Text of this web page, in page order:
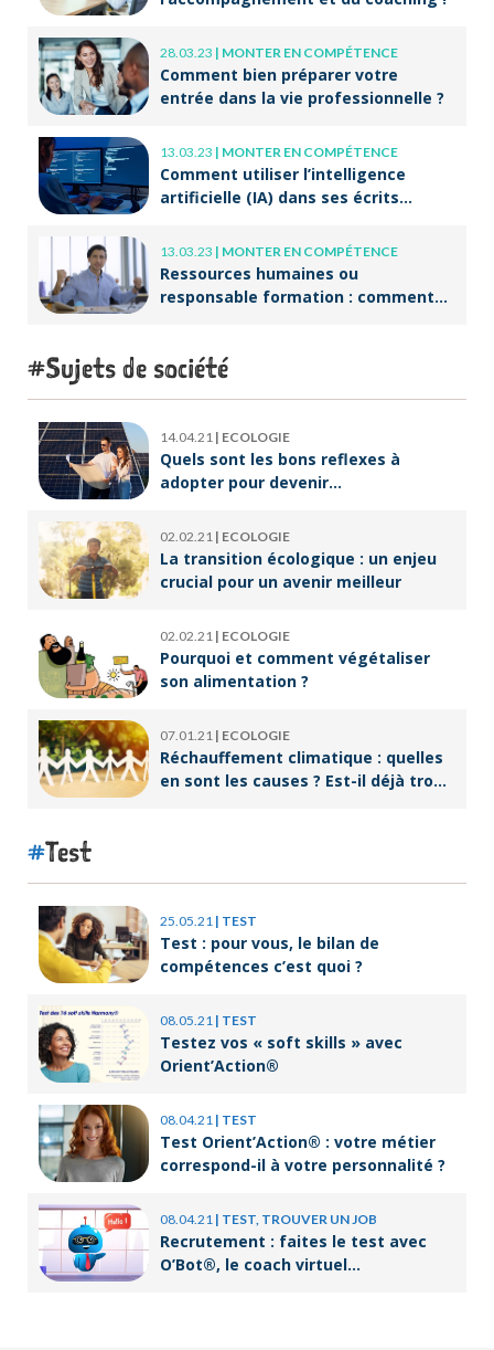
28.03.23 | MONTER EN COMPÉTENCE
Comment bien préparer votre
entrée dans la vie professionnelle ?
13.03.23 | MONTER EN COMPÉTENCE
Comment utiliser l’intelligence
artificielle (IA) dans ses écrits
13.03.23 | MONTER EN COMPÉTENCE
Ressources humaines ou
responsable formation : comment
Sujets de société
14.04.21 | ECOLOGIE
Quels sont les bons reflexes à
adopter pour devenir
02.02.21 | ECOLOGIE
La transition écologique : un enjeu
crucial pour un avenir meilleur
02.02.21 | ECOLOGIE
Pourquoi et comment végétaliser
son alimentation ?
07.01.21 | ECOLOGIE
Réchauffement climatique : quelles
en sont les causes ? Est-il déjà trop
Test
25.05.21 | TEST
Test : pour vous, le bilan de
compétences c’est quoi ?
08.05.21 | TEST
Testez vos « soft skills » avec
Orient’Action®
08.04.21 | TEST
Test Orient’Action® : votre métier
correspond-il à votre personnalité ?
08.04.21 | TEST, TROUVER UN JOB
Recrutement : faites le test avec
O’Bot®, le coach virtuel